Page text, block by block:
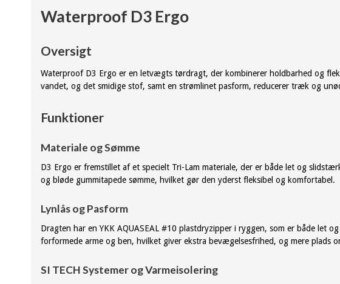
Waterproof D3 Ergo
Oversigt
Waterproof D3 Ergo er en letvægts tørdragt, der kombinerer holdbarhed og
vandet, og det smidige stof, samt en strømlinet pasform, reducerer træk og
Funktioner
Materiale og Sømme
D3 Ergo er fremstillet af et specielt Tri-Lam materiale, der er både let og
og bløde gummitapede sømme, hvilket gør den yderst fleksibel og komfortabel.
Lynlås og Pasform
Dragten har en YKK AQUASEAL #10 plastdryzipper i ryggen, som er både let
forformede arme og ben, hvilket giver ekstra bevægelsesfrihed, og mere plads
SI TECH Systemer og Varmeisolering